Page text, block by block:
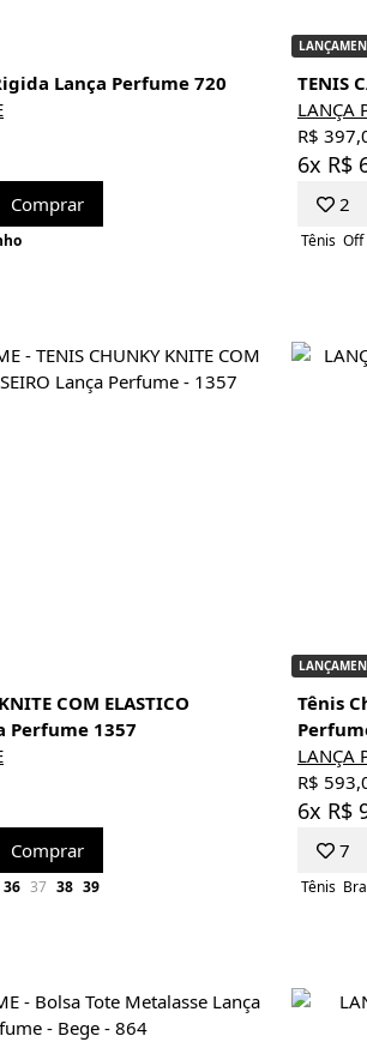
Lança Perfume 720
Comprar
TENIS
LANÇA
R$
6x R$
2
Tênis Off
COM ELASTICO
Perfume 1357
Comprar
36 37 38 39
Tênis
LANÇA
R$
6x R$
7
Tênis